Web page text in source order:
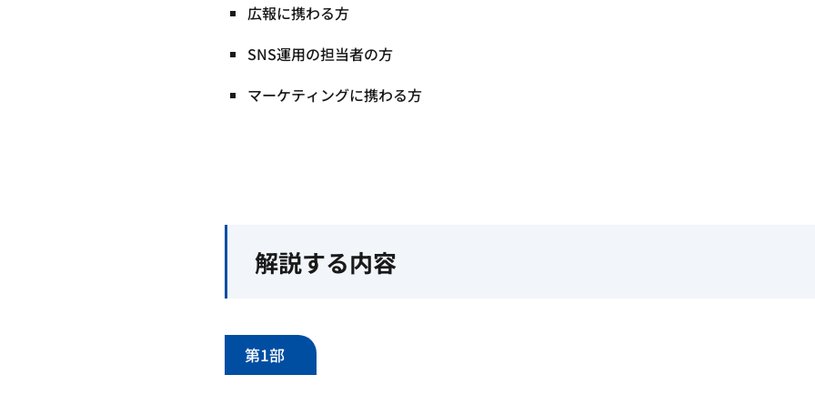
広報に携わる方
SNS運用の担当者の方
マーケティングに携わる方
解説する内容
第1部